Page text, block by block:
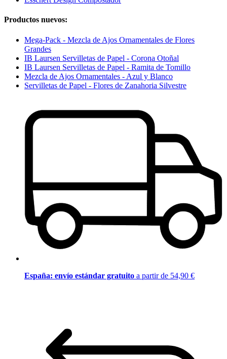
Productos nuevos:
Mega-Pack - Mezcla de Ajos Ornamentales de Flores
Grandes
IB Laursen Servilletas de Papel - Corona Otoñal
IB Laursen Servilletas de Papel - Ramita de Tomillo
Mezcla de Ajos Ornamentales - Azul y Blanco
Servilletas de Papel - Flores de Zanahoria Silvestre
España: envío estándar gratuito a partir de 54,90 €